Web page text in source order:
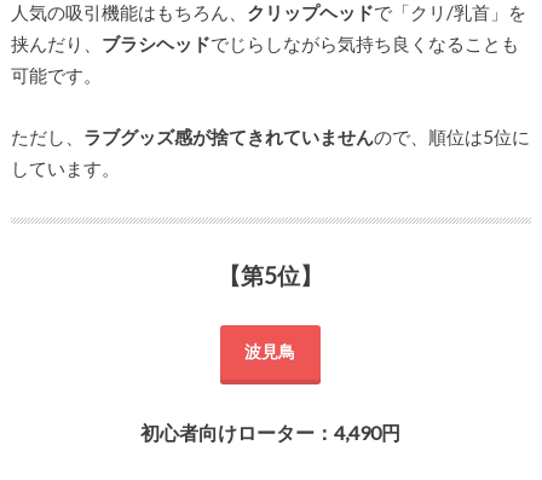
人気の吸引機能はもちろん、 クリップヘッドで「クリ/乳首」を
挟んだり、 ブラシヘッドでじらしながら気持ち良くなることも
可能です。
ただし、 ラブグッズ感が捨てきれていませんので、順位は5位に
しています。
【第5位】
波見鳥
初心者向けローター：4,490円